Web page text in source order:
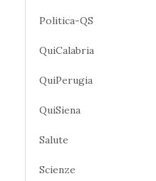
Politica-QS
QuiCalabria
QuiPerugia
QuiSiena
Salute
Scienze